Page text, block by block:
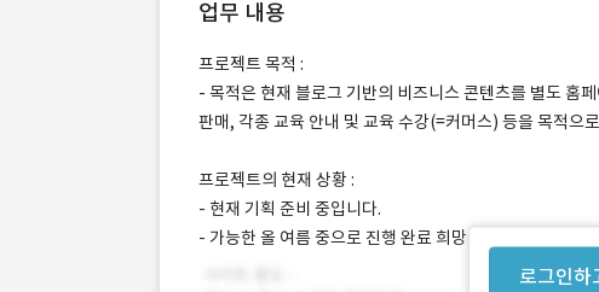
업무 내용
로그인하
프로젝트 목적 :
- 목적은 현재 블로그 기반의 비즈니스 콘텐츠를 별도 홈
판매, 각종 교육 안내 및 교육 수강(=커머스) 등을 목적으
프로젝트의 현재 상황 :
- 현재 기획 준비 중입니다.
- 가능한 올 여름 중으로 진행 완료 희망